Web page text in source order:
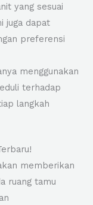
yang sesuai
juga dapat
preferensi
menggunakan
terhadap
langkah
memberikan
ruang tamu